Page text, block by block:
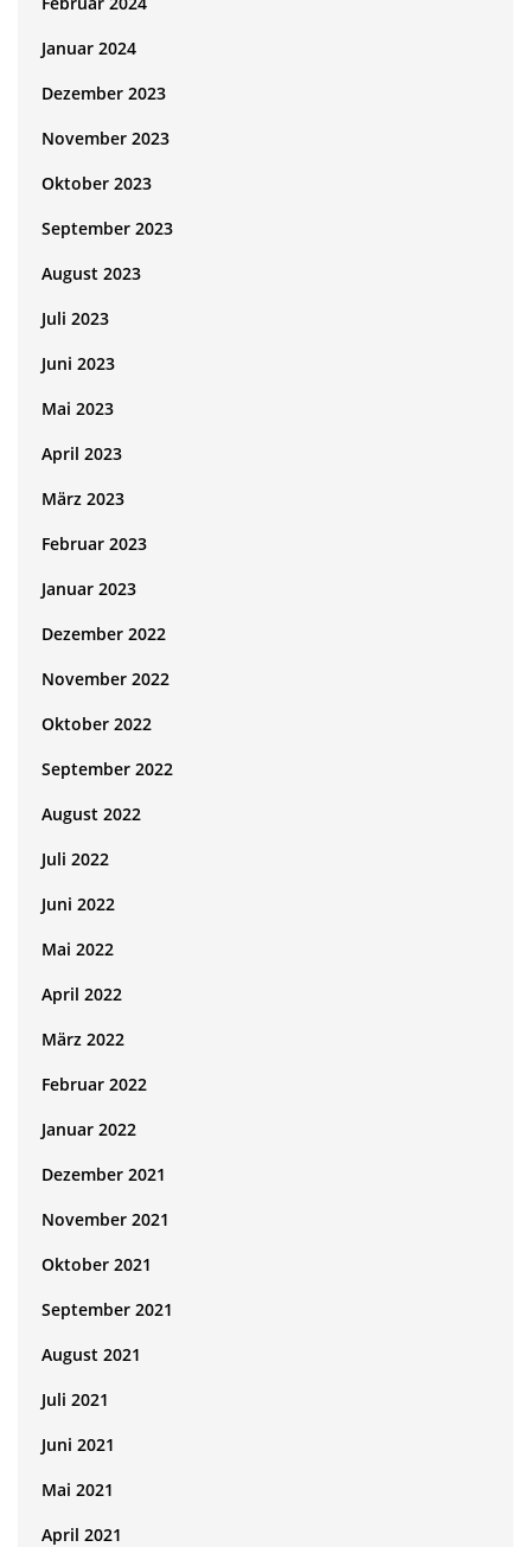
Januar 2024
Dezember 2023
November 2023
Oktober 2023
September 2023
August 2023
Juli 2023
Juni 2023
Mai 2023
April 2023
März 2023
Februar 2023
Januar 2023
Dezember 2022
November 2022
Oktober 2022
September 2022
August 2022
Juli 2022
Juni 2022
Mai 2022
April 2022
März 2022
Februar 2022
Januar 2022
Dezember 2021
November 2021
Oktober 2021
September 2021
August 2021
Juli 2021
Juni 2021
Mai 2021
April 2021